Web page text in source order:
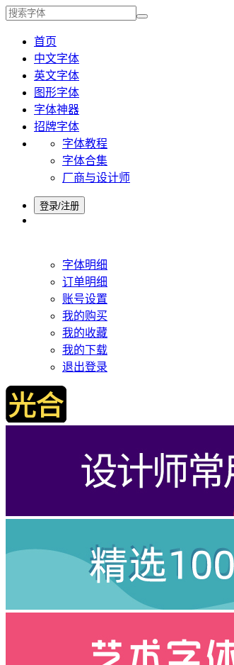
首页
中文字体
英文字体
图形字体
字体神器
招牌字体
字体教程
字体合集
厂商与设计师
登录/注册
字体明细
订单明细
账号设置
我的购买
我的收藏
我的下载
退出登录